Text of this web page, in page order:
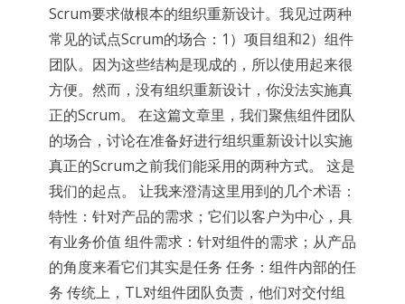
Scrum要求做根本的组织重新设计。我见过两种
常见的试点Scrum的场合：1）项目组和2）组件
团队。因为这些结构是现成的，所以使用起来很
方便。然而，没有组织重新设计，你没法实施真
正的Scrum。 在这篇文章里，我们聚焦组件团队
的场合，讨论在准备好进行组织重新设计以实施
真正的Scrum之前我们能采用的两种方式。 这是
我们的起点。 让我来澄清这里用到的几个术语：
特性：针对产品的需求；它们以客户为中心，具
有业务价值 组件需求：针对组件的需求；从产品
的角度来看它们其实是任务 任务：组件内部的任
务 传统上，TL对组件团队负责，他们对交付组